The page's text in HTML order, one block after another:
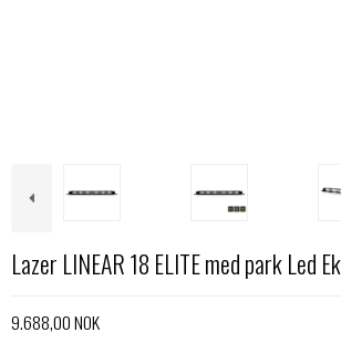
Lazer LINEAR 18 ELITE med park Led
9.688,00 NOK